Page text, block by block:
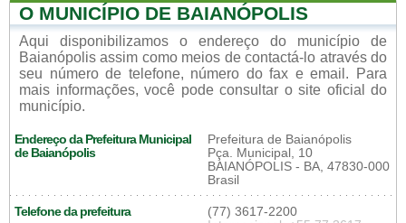
O MUNICÍPIO DE BAIANÓPOLIS
Aqui disponibilizamos o endereço do município de
Baianópolis assim como meios de contactá-lo através do
seu número de telefone, número do fax e email. Para
mais informações, você pode consultar o site oficial do
município.
Endereço da Prefeitura Municipal
de Baianópolis
Prefeitura de Baianópolis
Pça. Municipal, 10
BAIANÓPOLIS - BA, 47830-000
Brasil
Telefone da prefeitura
(77) 3617-2200